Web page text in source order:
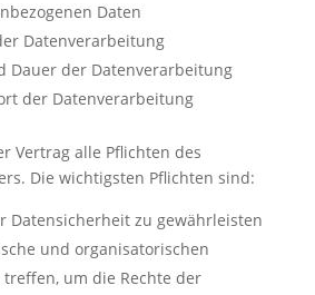
Daten
Datenverarbeitung
Dauer der Datenverarbeitung
der Datenverarbeitung
Vertrag alle Pflichten des
Die wichtigsten Pflichten sind:
Datensicherheit zu gewährleisten
und organisatorischen
um die Rechte der